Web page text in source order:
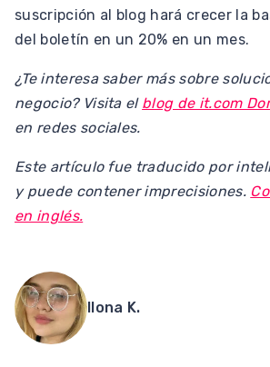
suscripción al blog hará crecer la
del boletín en un 20% en un mes.
¿Te interesa saber más sobre
negocio? Visita el blog de it.com
en redes sociales.
Este artículo fue traducido por
y puede contener imprecisiones.
en inglés.
Ilona K.